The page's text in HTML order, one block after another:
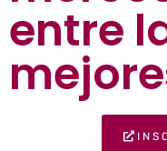
entre